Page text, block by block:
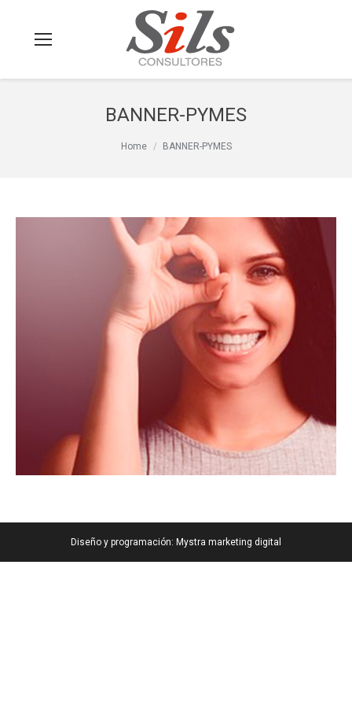
BANNER-PYMES
Home BANNER-PYMES
Diseño y programación: Mystra marketing digital